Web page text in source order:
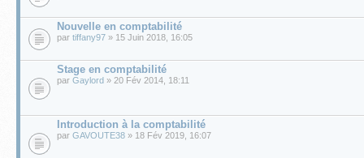
Nouvelle en comptabilité
par tiffany97 » 15 Juin 2018, 16:05
Stage en comptabilité
par Gaylord » 20 Fév 2014, 18:11
Introduction à la comptabilité
par GAVOUTE38 » 18 Fév 2019, 16:07